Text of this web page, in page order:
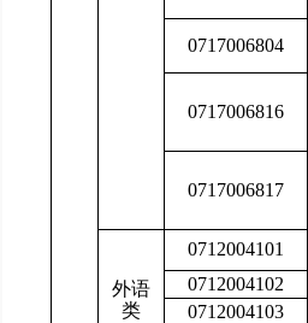
0717006804
0717006816
0717006817
外语
类
0712004101
0712004102
0712004103